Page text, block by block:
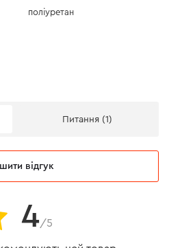
поліуретан
Питання (1)
відгук
4/5